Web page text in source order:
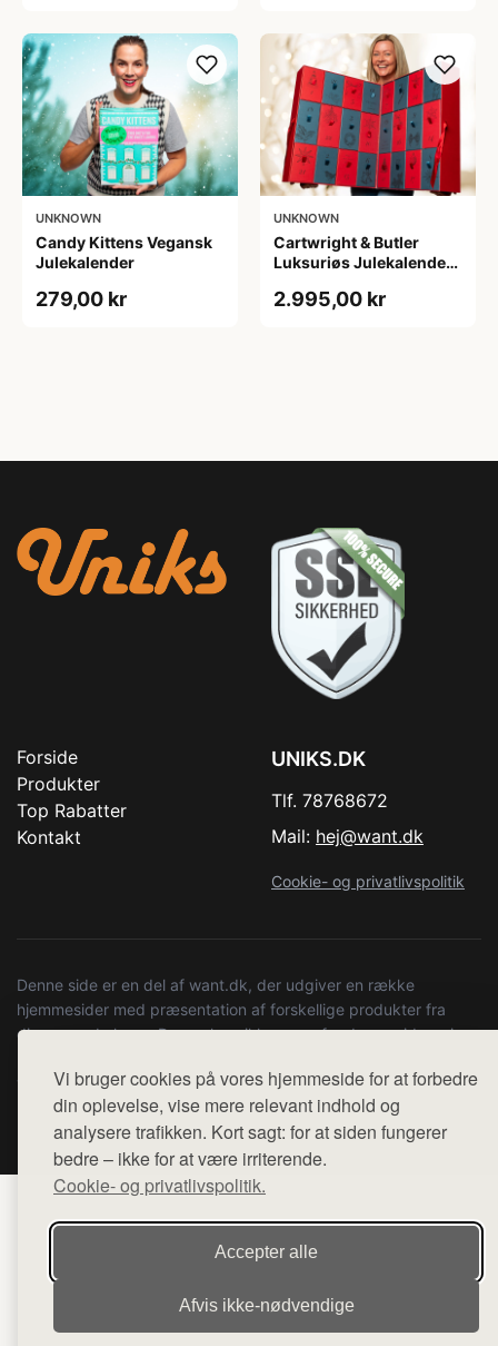
Vi bruger cookies på vores hjemmeside for at forbedre
din oplevelse, vise mere relevant indhold og
analysere trafikken. Kort sagt: for at siden fungerer
bedre – ikke for at være irriterende.
Cookie- og privatlivspolitik.
Accepter alle
Afvis ikke‑nødvendige
UNKNOWN
Candy Kittens Vegansk
Julekalender
279,00 kr
UNKNOWN
Cartwright & Butler
Luksuriøs Julekalender
2.995,00 kr
Forside
Produkter
Top Rabatter
Kontakt
UNIKS.DK
Tlf. 78768672
Mail: hej@want.dk
Cookie- og privatlivspolitik
Denne side er en del af want.dk, der udgiver en række
hjemmesider med præsentation af forskellige produkter fra
diverse webshops. Der sælges ikke varer fra denne side - vi
varerne på lager.
© 2026 uniks.dk. Alle rettigheder forbeholdes.